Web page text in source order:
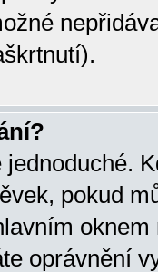
pokud
oknem
oprávnění